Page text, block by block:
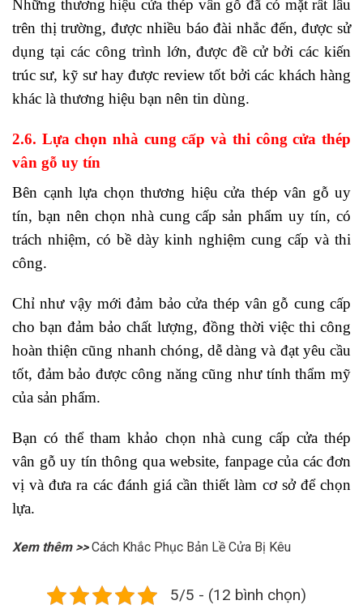
Những thương hiệu cửa thép vân gỗ đã có mặt rất lâu
trên thị trường, được nhiều báo đài nhắc đến, được sử
dụng tại các công trình lớn, được đề cử bởi các kiến
trúc sư, kỹ sư hay được review tốt bởi các khách hàng
khác là thương hiệu bạn nên tin dùng.
2.6. Lựa chọn nhà cung cấp và thi công cửa thép
vân gỗ uy tín
Bên cạnh lựa chọn thương hiệu cửa thép vân gỗ uy
tín, bạn nên chọn nhà cung cấp sản phẩm uy tín, có
trách nhiệm, có bề dày kinh nghiệm cung cấp và thi
công.
Chỉ như vậy mới đảm bảo cửa thép vân gỗ cung cấp
cho bạn đảm bảo chất lượng, đồng thời việc thi công
hoàn thiện cũng nhanh chóng, dễ dàng và đạt yêu cầu
tốt, đảm bảo được công năng cũng như tính thẩm mỹ
của sản phẩm.
Bạn có thể tham khảo chọn nhà cung cấp cửa thép
vân gỗ uy tín thông qua website, fanpage của các đơn
vị và đưa ra các đánh giá cần thiết làm cơ sở để chọn
lựa.
Xem thêm >>Cách Khắc Phục Bản Lề Cửa Bị Kêu
5/5 - (12 bình chọn)